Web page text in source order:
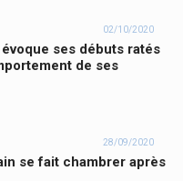
02/10/2020
ses débuts ratés
de ses
28/09/2020
se fait chambrer après